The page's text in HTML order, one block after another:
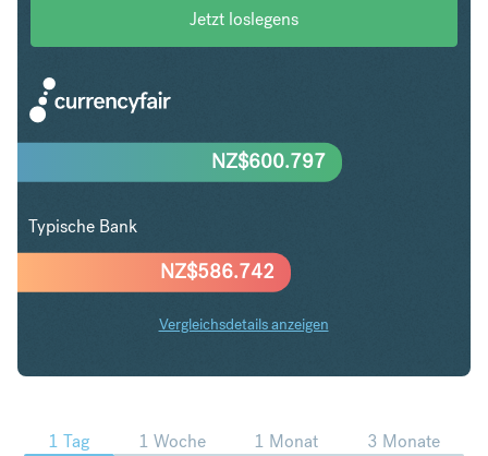
Jetzt loslegens
NZ$586.742
NZ$600.797
Typische Bank
Vergleichsdetails anzeigen
USD in NZD Trends
1 Tag 1 Woche 1 Monat 3 Monate